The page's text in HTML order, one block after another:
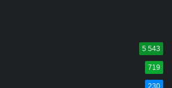
5 543
719
230